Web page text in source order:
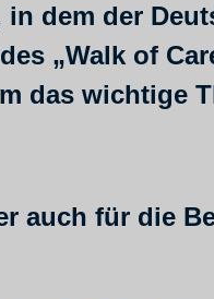
dem der
„Walk of
das wichtige
auch für die